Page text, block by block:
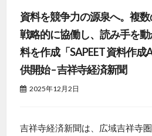
資料を競争力の源泉へ。複
戦略的に協働し、読み手を
料を作成「SAPEET 資料作
供開始 – 吉祥寺経済新聞
2025年12月2日
吉祥寺経済新聞は、広域吉祥寺